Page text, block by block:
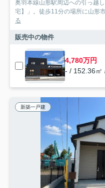
奥羽本線山形駅周辺への引っ越
宅】」。徒歩11分の場所に山形
る
販売中の物件
4,780万円
- / 152.36㎡
新築一戸建